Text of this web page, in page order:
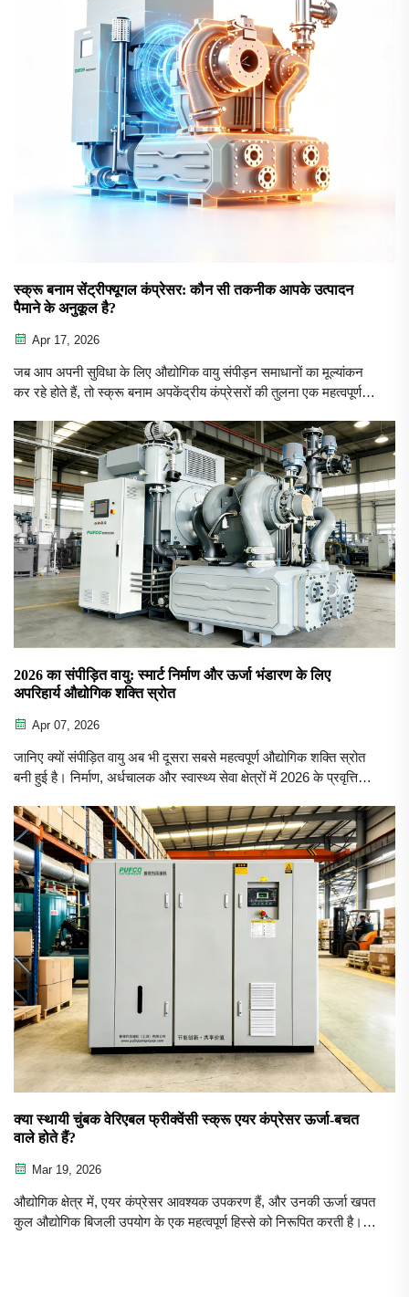
स्क्रू बनाम सेंट्रीफ्यूगल कंप्रेसर: कौन सी तकनीक आपके उत्पादन
पैमाने के अनुकूल है?
Apr 17, 2026
जब आप अपनी सुविधा के लिए औद्योगिक वायु संपीड़न समाधानों का मूल्यांकन
कर रहे होते हैं, तो स्क्रू बनाम अपकेंद्रीय कंप्रेसरों की तुलना एक महत्वपूर्ण
प्रभावित करता है। दोनों प्रौद्योगिकियाँ...
2026 का संपीड़ित वायु: स्मार्ट निर्माण और ऊर्जा भंडारण के लिए
अपरिहार्य औद्योगिक शक्ति स्रोत
Apr 07, 2026
जानिए क्यों संपीड़ित वायु अब भी दूसरा सबसे महत्वपूर्ण औद्योगिक शक्ति स्रोत
बनी हुई है। निर्माण, अर्धचालक और स्वास्थ्य सेवा क्षेत्रों में 2026 के प्रवृत्तियों
की जाँच करें। PUFCO कंप्रेसर विश्वसनीय और सतत समाधान प्रदान
करता है।
क्या स्थायी चुंबक वेरिएबल फ्रीक्वेंसी स्क्रू एयर कंप्रेसर ऊर्जा-बचत
वाले होते हैं?
Mar 19, 2026
औद्योगिक क्षेत्र में, एयर कंप्रेसर आवश्यक उपकरण हैं, और उनकी ऊर्जा खपत
कुल औद्योगिक बिजली उपयोग के एक महत्वपूर्ण हिस्से को निरूपित करती है।